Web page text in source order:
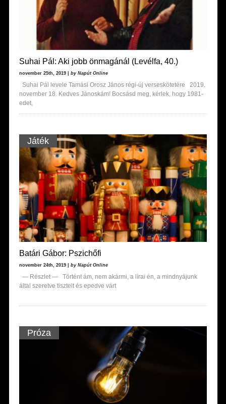
Suhai Pál: Aki jobb önmagánál (Levélfa, 40.)
november 25th, 2019 | by Napút Online
Suhai Pál levele Tamási Orosz János régi-új verseskötetére 2019.
november 18. Kedves Jánoskám! Bocsásd meg, kérlek, hogy 1981-
edet,
Játék
Batári Gábor: Pszichőfi
november 24th, 2019 | by Napút Online
— Részlet — Történt ám, nem akármi, a lírai én, a mindnyájunk
által szeretve tisztelt és epedve várt
Próza